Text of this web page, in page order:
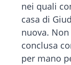
nei quali
casa di
nuova. Non
conclusa
per mano